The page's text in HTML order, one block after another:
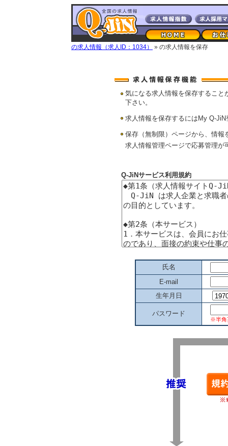
の求人情報（求人ID：1034） » の求人情報を保存
気になる求人情報を保存すること
下さい。
求人情報を保存するにはMy Q-
保存（無制限）ページから、情報
求人情報管理ページで応募管理が
Q-JiNサービス利用規約
氏名
E-mail
生年月日
パスワード
※半角